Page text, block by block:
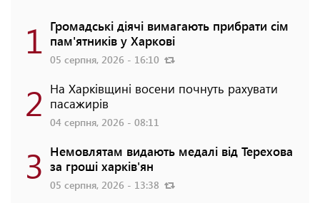
1 Громадські діячі вимагають прибрати сім
пам'ятників у Харкові
05 серпня, 2026 - 16:10
2 На Харківщині восени почнуть рахувати
пасажирів
04 серпня, 2026 - 08:11
3 Немовлятам видають медалі від Терехова
за гроші харків'ян
05 серпня, 2026 - 13:38